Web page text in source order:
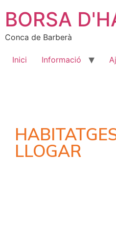
BORSA
Conca de Barberà
Inici Informació
LLOGAR